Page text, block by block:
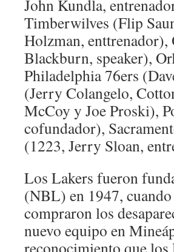
John Kundla,
Timberwilves (Flip
Holzman,
Blackburn, speaker),
Philadelphia 76ers
(Jerry Colangelo,
McCoy y Joe Proski),
cofundador),
(1223, Jerry Sloan,
Los Lakers fueron
(NBL) en 1947,
compraron los
nuevo equipo en
reconocimiento que los